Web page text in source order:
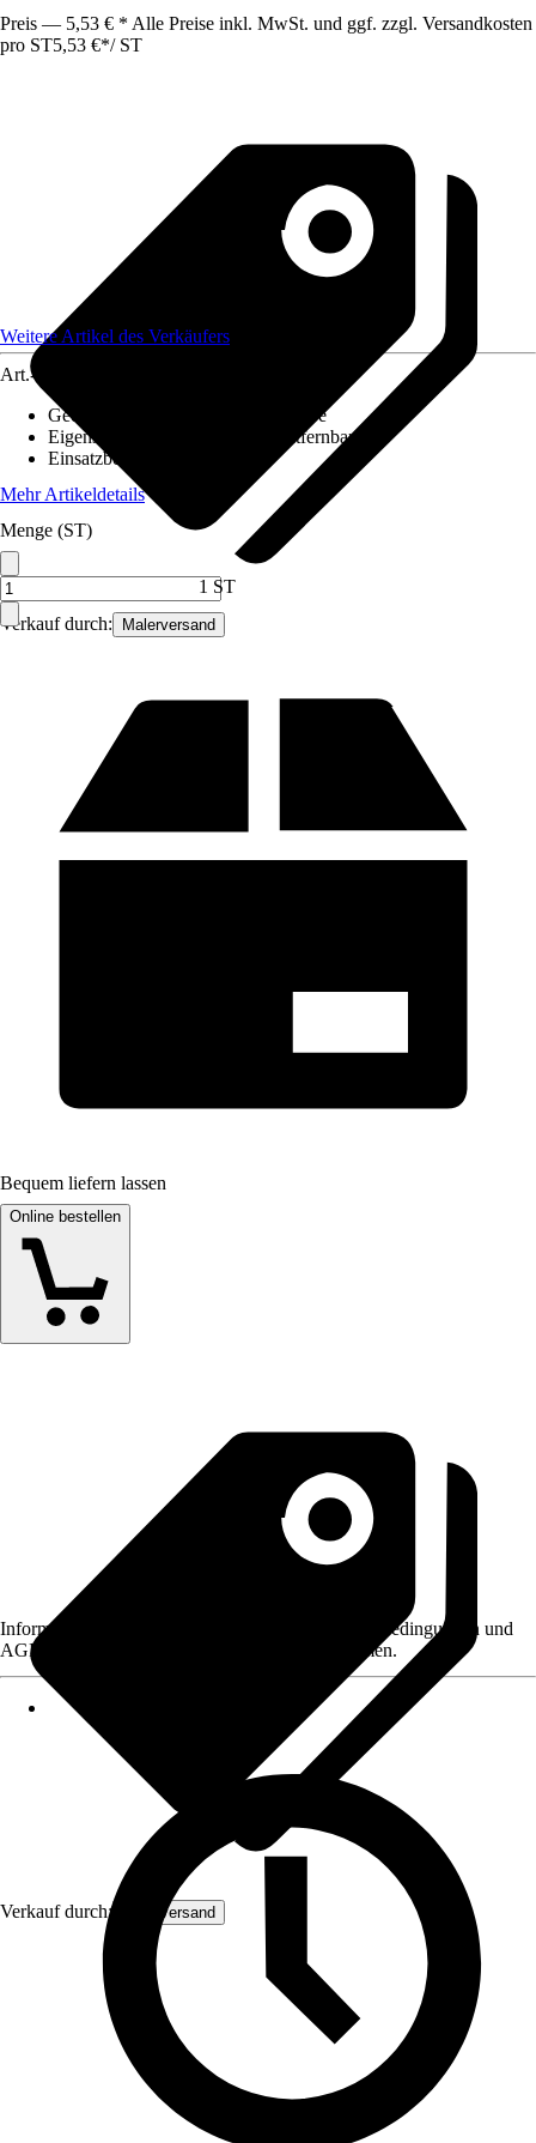
Preis — 5,53 € * Alle Preise inkl. MwSt. und ggf. zzgl. Versandkosten
pro ST5,53 €*/ ST
Verkauf durch: Malerversand
Weitere Artikel des Verkäufers
Art.-Nr.
Geeignet für Untergrund
Wandfarbe
Eigenschaften
Rückstandslos entfernbar
Einsatzbereich
Mehr Artikeldetails
Menge (ST)
1 ST
Bequem liefern lassen
Online bestellen
Verkauf durch: Malerversand
Informationen des Verkäufers, wie z. B. Rückgabebedingungen und
AGB, finden Sie bei Klick auf den Verkäufernamen.